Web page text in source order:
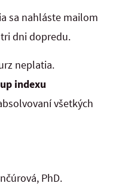
sa nahláste mailom
dni dopredu.
neplatia.
indexu
všetkých
PhD.